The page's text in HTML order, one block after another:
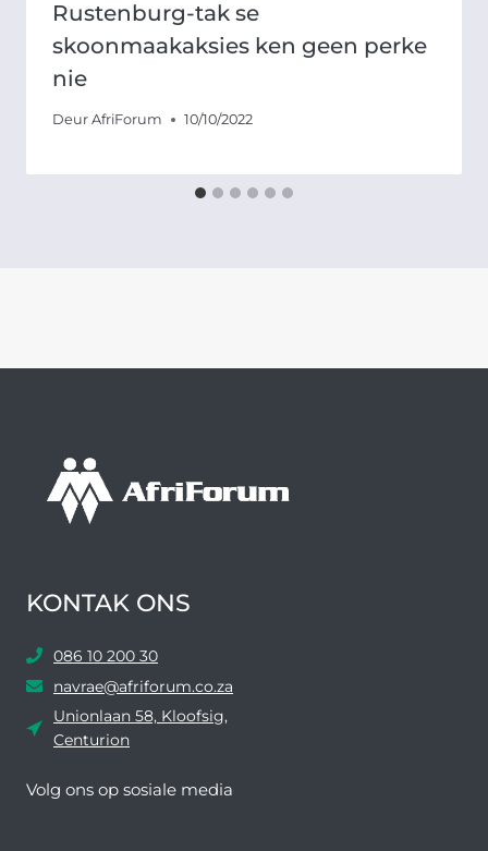
Rustenburg-tak se
skoonmaakaksies ken geen perke
nie
Deur AfriForum 10/10/2022
KONTAK ONS
086 10 200 30
navrae@afriforum.co.za
Unionlaan 58, Kloofsig,
Centurion
Volg ons ​​op sosiale media